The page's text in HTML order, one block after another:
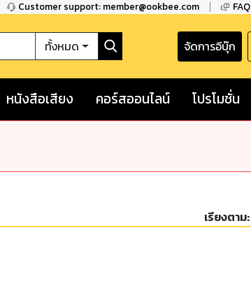
Customer support: member@ookbee.com FAQ
ทั้งหมด จัดการอีบุ๊ก
หนังสือเสียง คอร์สออนไลน์ โปรโมชั่น
เรียงตาม: